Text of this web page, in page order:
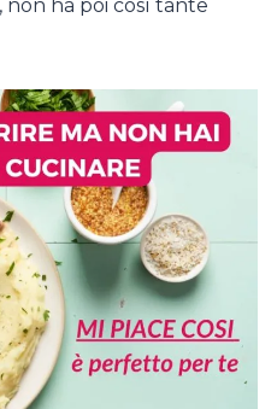
non ha poi così tante